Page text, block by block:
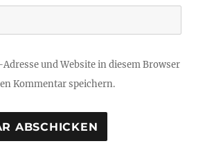
und Website in diesem Browser
Kommentar speichern.